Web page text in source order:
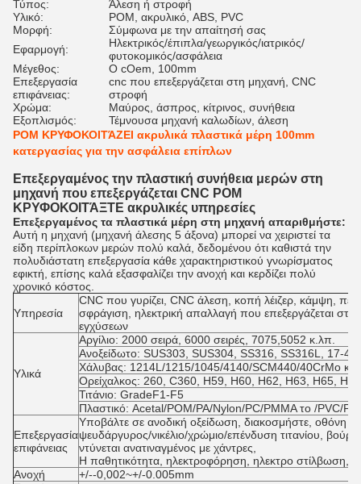
Τύπος:
Άλεση ή στροφή
Υλικό:
POM, ακρυλικό, ABS, PVC
Μορφή:
Σύμφωνα με την απαίτησή σας
Εφαρμογή:
Ηλεκτρικός/έπιπλα/γεωργικός/ιατρικός/
φυτοκομικός/ασφάλεια
Μέγεθος:
Ο cOem, 100mm
Επεξεργασία
επιφάνειας:
cnc που επεξεργάζεται στη μηχανή, CNC
στροφή
Χρώμα:
Μαύρος, άσπρος, κίτρινος, συνήθεια
Εξοπλισμός:
Τέμνουσα μηχανή καλωδίων, άλεση
POM ΚΡΥΦΟΚΟΙΤΆΖΕΙ ακρυλικά πλαστικά μέρη 100mm
κατεργασίας για την ασφάλεια επίπλων
Επεξεργαμένος την πλαστική συνήθεια μερών στη
μηχανή που επεξεργάζεται CNC POM
ΚΡΥΦΟΚΟΙΤΆΞΤΕ ακρυλικές υπηρεσίες
Επεξεργαμένος τα πλαστικά μέρη στη μηχανή απαριθμήστε:
Αυτή η μηχανή (μηχανή άλεσης 5 άξονα) μπορεί να χειριστεί τα
είδη περίπλοκων μερών πολύ καλά, δεδομένου ότι καθιστά την
πολυδιάστατη επεξεργασία κάθε χαρακτηριστικού γνωρίσματος
εφικτή, επίσης καλά εξασφαλίζει την ανοχή και κερδίζει πολύ
χρονικό κόστος.
Υπηρεσία
CNC που γυρίζει, CNC άλεση, κοπή λέιζερ, κάμψη,
σφράγιση, ηλεκτρική απαλλαγή που επεξεργάζεται
εγχύσεων
Υλικά
Αργίλιο: 2000 σειρά, 6000 σειρές, 7075,5052 κ.λπ.
Ανοξείδωτο: SUS303, SUS304, SS316, SS316L, 17-
Χάλυβας: 1214L/1215/1045/4140/SCM440/40CrMo
Ορείχαλκος: 260, C360, H59, H60, H62, H63, H65,
Τιτάνιο: GradeF1-F5
Πλαστικό: Acetal/POM/PA/Nylon/PC/PMMA το /PVC/
Επεξεργασία
επιφάνειας
Υποβάλτε σε ανοδική οξείδωση, διακοσμήστε, οθόνη
ψευδάργυρος/νικέλιο/χρώμιο/επένδυση τιτανίου,
ντύνεται ανατιναγμένος με χάντρες,
Η παθητικότητα, ηλεκτροφόρηση, ηλεκτρο στίλβωση,
Ανοχή
+/--0,002~+/-0.005mm